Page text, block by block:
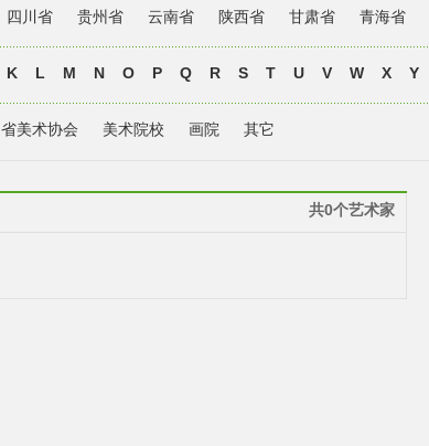
四川省 贵州省 云南省 陕西省 甘肃省 青海省
K L M N O P Q R S T U V W X Y
省美术协会 美术院校 画院 其它
共0个艺术家